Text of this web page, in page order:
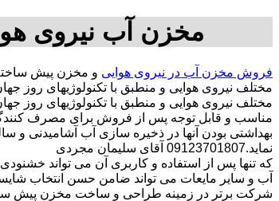
مخزن آب نیروی
فروش مخزن آب در نیروی هوایی و مخزن پیش
مختلف نیروی هوایی و منطبق با تکنولوژیهای
مختلف نیروی هوایی و منطبق با تکنولوژیهای روز
مناسب و قابل توجه پس از فروش برای مصرف
بهداشتی بودن آنها در ذخیره سازی آب آشامیدنی و
نماید.09123701807 آقای سلیمان مجردی
که تنها پس از استفاده و کاربری آن می تواند
آب و سایر مایعات می تواند ضامن حسن انتخاب
شرکت برتر در زمینه طراحی و ساخت مخزن پیش